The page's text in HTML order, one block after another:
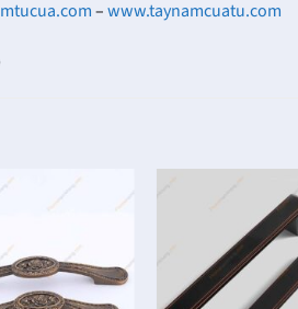
–www.taynamcuatu.com